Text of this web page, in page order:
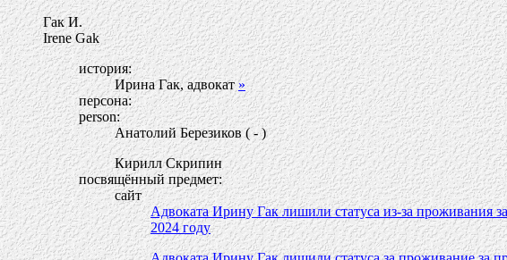
Гак И.
Irene Gak
история:
Ирина Гак, адвокат»
персона:
person:
Анатолий Березиков ( - )
Кирилл Скрипин
посвящённый предмет:
сайт
Адвоката Ирину Гак лишили статуса из-за проживания
2024 году